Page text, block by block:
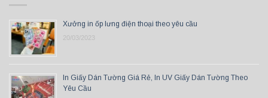
Xưởng in ốp lưng điện thoại theo yêu cầu
20/03/2023
In Giấy Dán Tường Giá Rẻ, In UV Giấy Dán Tường Theo
Yêu Cầu